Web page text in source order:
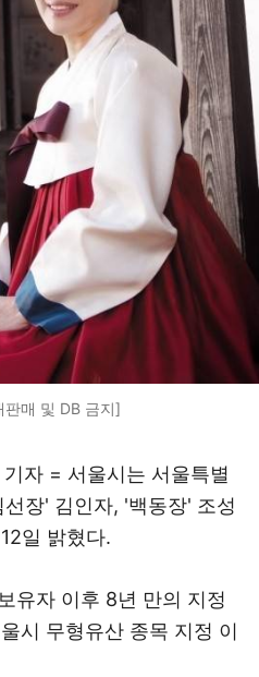
매 및 DB 금지]
자 = 서울시는 서울특별
장' 김인자, '백동장' 조성
일 밝혔다.
유자 이후 8년 만의 지정
시 무형유산 종목 지정 이